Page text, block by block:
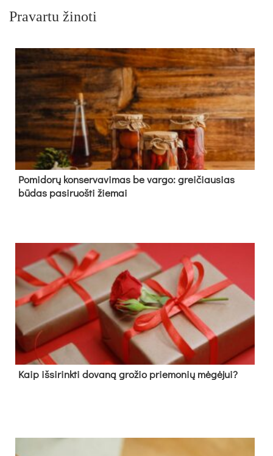
Pravartu žinoti
Pomidorų konservavimas be vargo: greičiausias
būdas pasiruošti žiemai
Kaip išsirinkti dovaną grožio priemonių mėgėjui?